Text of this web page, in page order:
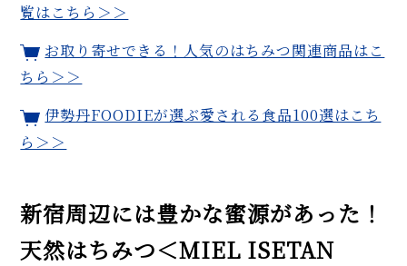
覧はこちら＞＞
お取り寄せできる！人気のはちみつ関連商品はこ
ちら＞＞
伊勢丹FOODIEが選ぶ愛される食品100選はこち
ら＞＞
新宿周辺には豊かな蜜源があった！
天然はちみつ＜MIEL ISETAN